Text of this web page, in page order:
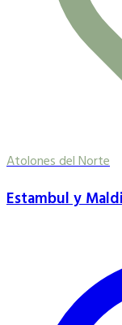
Atolones del Norte
Estambul y